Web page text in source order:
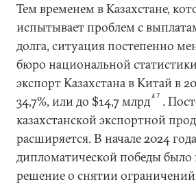
Тем временем в Казахстане,
испытывает проблем с
долга, ситуация постепенно
бюро национальной
экспорт Казахстана в Китай в
34,7%, или до $14,7 млрд47 .
казахстанской экспортной
расширяется. В начале 2024
дипломатической победы было
решение о снятии ограничений